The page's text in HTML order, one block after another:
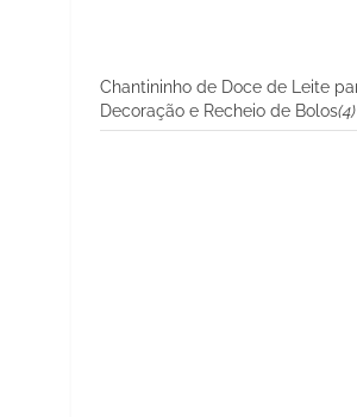
Chantininho de Doce de Leite
Decoração e Recheio de Bolos(4)